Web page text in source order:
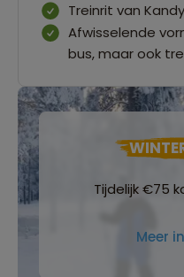
Treinrit van
Afwisselende
bus, maar ook
Tijdelijk €75
Meer